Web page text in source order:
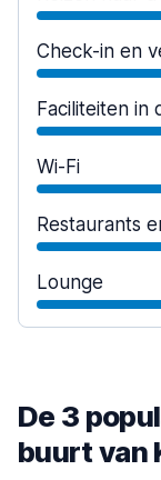
Check-in en
Faciliteiten in
Wi-Fi
Restaurants
Lounge
De 3
buurt van